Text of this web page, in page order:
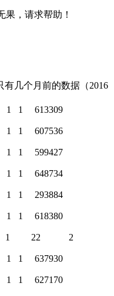
，请求帮助！
有几个月前的数据（2016
1 1 613309
1 1 607536
1 1 599427
1 1 648734
1 1 293884
1 1 618380
1 1 1 22 2
1 1 637930
1 1 627170